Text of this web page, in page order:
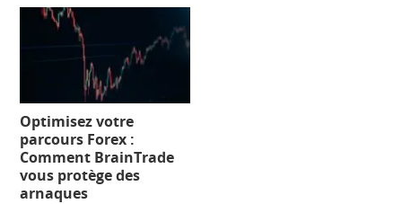
Optimisez votre
parcours Forex :
Comment BrainTrade
vous protège des
arnaques